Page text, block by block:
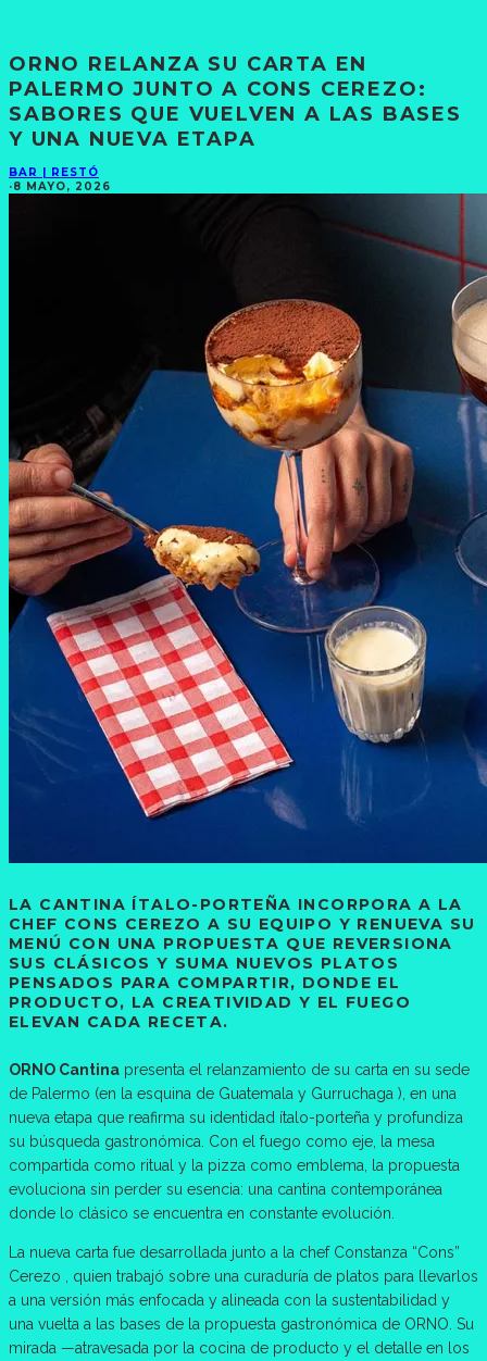
ORNO RELANZA SU CARTA EN
PALERMO JUNTO A CONS CEREZO:
SABORES QUE VUELVEN A LAS BASES
Y UNA NUEVA ETAPA
BAR | RESTÓ
·8 MAYO, 2026
LA CANTINA ÍTALO-PORTEÑA INCORPORA A LA
CHEF CONS CEREZO A SU EQUIPO Y RENUEVA SU
MENÚ CON UNA PROPUESTA QUE REVERSIONA
SUS CLÁSICOS Y SUMA NUEVOS PLATOS
PENSADOS PARA COMPARTIR, DONDE EL
PRODUCTO, LA CREATIVIDAD Y EL FUEGO
ELEVAN CADA RECETA.
ORNO Cantina presenta el relanzamiento de su carta en su sede
de Palermo (en la esquina de Guatemala y Gurruchaga ), en una
nueva etapa que reafirma su identidad ítalo-porteña y profundiza
su búsqueda gastronómica. Con el fuego como eje, la mesa
compartida como ritual y la pizza como emblema, la propuesta
evoluciona sin perder su esencia: una cantina contemporánea
donde lo clásico se encuentra en constante evolución.
La nueva carta fue desarrollada junto a la chef Constanza “Cons”
Cerezo , quien trabajó sobre una curaduría de platos para llevarlos
a una versión más enfocada y alineada con la sustentabilidad y
una vuelta a las bases de la propuesta gastronómica de ORNO. Su
mirada —atravesada por la cocina de producto y el detalle en los